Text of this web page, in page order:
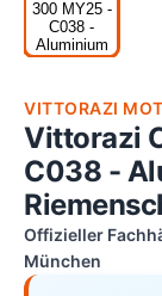
VITTORAZI
Vittorazi
C038 -
Offizieller
München